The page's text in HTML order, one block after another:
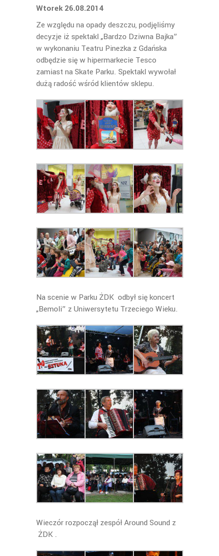
Wtorek 26.08.2014
Ze względu na opady deszczu, podjęliśmy
decyzje iż spektakl „Bardzo Dziwna Bajka”
w wykonaniu Teatru Pinezka z Gdańska
odbędzie się w hipermarkecie Tesco
zamiast na Skate Parku. Spektakl wywołał
dużą radość wśród klientów sklepu.
Na scenie w Parku ŻDK odbył się koncert
„Bemoli” z Uniwersytetu Trzeciego Wieku.
Wieczór rozpoczął zespół Around Sound z
ŻDK .